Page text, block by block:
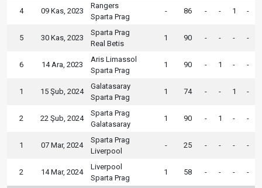
4 09 Kas, 2023
Rangers
Sparta Prag
- 86 - - 1 -
5 30 Kas, 2023
Sparta Prag
Real Betis
1 90 - - - -
6 14 Ara, 2023
Aris Limassol
Sparta Prag
1 90 - 1 - -
1 15 Şub, 2024
Galatasaray
Sparta Prag
1 74 - - 1 -
2 22 Şub, 2024
Sparta Prag
Galatasaray
1 90 - 1 - -
1 07 Mar, 2024
Sparta Prag
Liverpool
- 25 - - - -
2 14 Mar, 2024
Liverpool
Sparta Prag
1 58 - - - -